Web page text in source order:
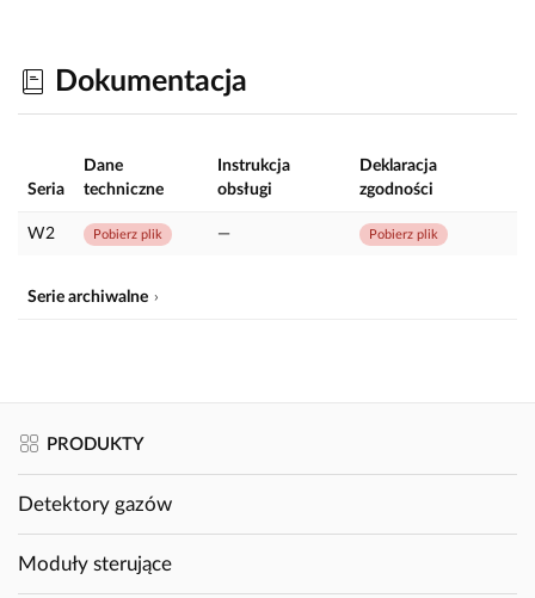
Dokumentacja
Seria
Dane
techniczne
Instrukcja
obsługi
Deklaracja
zgodności
W2 Pobierz plik — Pobierz plik
Serie archiwalne
PRODUKTY
Detektory gazów
Moduły sterujące